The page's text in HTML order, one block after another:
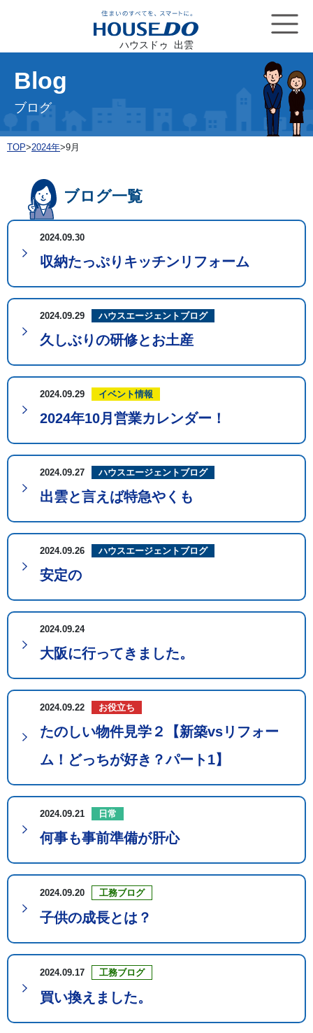
ハウスドゥ 出雲
Blog
ブログ
TOP>2024年>9月
ブログ一覧
2024.09.30
収納たっぷりキッチンリフォーム
2024.09.29 ハウスエージェントブログ
久しぶりの研修とお土産
2024.09.29 イベント情報
2024年10月営業カレンダー！
2024.09.27 ハウスエージェントブログ
出雲と言えば特急やくも
2024.09.26 ハウスエージェントブログ
安定の
2024.09.24
大阪に行ってきました。
2024.09.22 お役立ち
たのしい物件見学２【新築vsリフォー
ム！どっちが好き？パート1】
2024.09.21 日常
何事も事前準備が肝心
2024.09.20 工務ブログ
子供の成長とは？
2024.09.17 工務ブログ
買い換えました。